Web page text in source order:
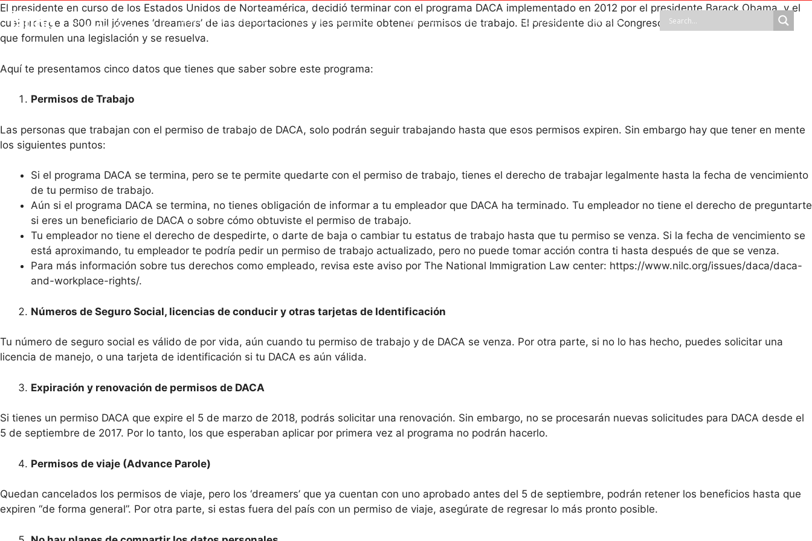
OFFICIAL PROCEDURES LEGAL GUIDANCE APOYOS SOCIALES EDUCACIÓN Y EMPLEO
El presidente en curso de los Estados Unidos de Norteamérica, decidió terminar con el programa DACA implementado en 2012 por el presidente Barack Obama, y el
cual protege a 800 mil jóvenes ‘dreamers’ de las deportaciones y les permite obtener permisos de trabajo. El presidente dio al Congreso un plazo de 6 meses para
que formulen una legislación y se resuelva.
Aquí te presentamos cinco datos que tienes que saber sobre este programa:
Permisos de Trabajo
Las personas que trabajan con el permiso de trabajo de DACA, solo podrán seguir trabajando hasta que esos permisos expiren. Sin embargo hay que tener en mente
los siguientes puntos:
Si el programa DACA se termina, pero se te permite quedarte con el permiso de trabajo, tienes el derecho de trabajar legalmente hasta la fecha de vencimiento
de tu permiso de trabajo.
Aún si el programa DACA se termina, no tienes obligación de informar a tu empleador que DACA ha terminado. Tu empleador no tiene el derecho de preguntarte
si eres un beneficiario de DACA o sobre cómo obtuviste el permiso de trabajo.
Tu empleador no tiene el derecho de despedirte, o darte de baja o cambiar tu estatus de trabajo hasta que tu permiso se venza. Si la fecha de vencimiento se
está aproximando, tu empleador te podría pedir un permiso de trabajo actualizado, pero no puede tomar acción contra ti hasta después de que se venza.
Para más información sobre tus derechos como empleado, revisa este aviso por The National Immigration Law center: https://www.nilc.org/issues/daca/daca-
and-workplace-rights/.
Números de Seguro Social, licencias de conducir y otras tarjetas de Identificación
Tu número de seguro social es válido de por vida, aún cuando tu permiso de trabajo y de DACA se venza. Por otra parte, si no lo has hecho, puedes solicitar una
licencia de manejo, o una tarjeta de identificación si tu DACA es aún válida.
Expiración y renovación de permisos de DACA
Si tienes un permiso DACA que expire el 5 de marzo de 2018, podrás solicitar una renovación. Sin embargo, no se procesarán nuevas solicitudes para DACA desde el
5 de septiembre de 2017. Por lo tanto, los que esperaban aplicar por primera vez al programa no podrán hacerlo.
Permisos de viaje (Advance Parole)
Quedan cancelados los permisos de viaje, pero los ‘dreamers’ que ya cuentan con uno aprobado antes del 5 de septiembre, podrán retener los beneficios hasta que
expiren “de forma general”. Por otra parte, si estas fuera del país con un permiso de viaje, asegúrate de regresar lo más pronto posible.